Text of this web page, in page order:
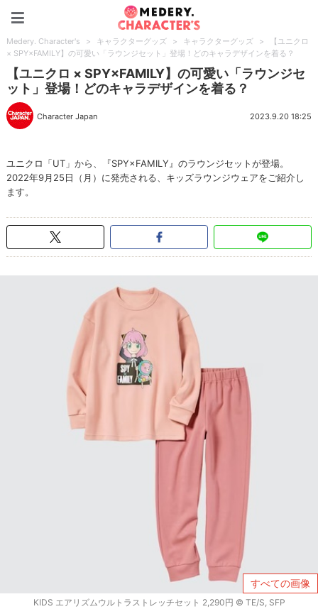
Medery. Character's > キャラクターグッズ > キャラクターグッズ >
【ユニクロ
× SPY×FAMILY】の可愛い「ラウンジセット」登場！どのキャラデザインを着る？
【ユニクロ × SPY×FAMILY】の可愛い「ラウンジセ
ット」登場！どのキャラデザインを着る？
Character Japan 2023.9.20 18:25
ユニクロ「UT」から、『SPY×FAMILY』のラウンジセットが登場。
2022年9月25日（月）に発売される、キッズラウンジウェアをご紹介し
ます。
すべての画像
KIDS エアリズムウルトラストレッチセット 2,290円 © TE/S, SFP